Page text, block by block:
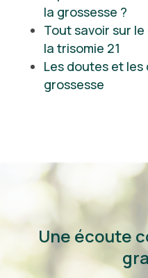
la grossesse ?
Tout savoir sur
la trisomie 21
Les doutes et
grossesse
Une écoute